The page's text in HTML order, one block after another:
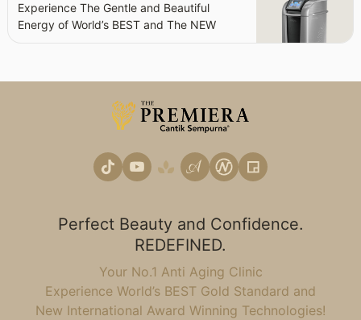
Experience The Gentle and Beautiful
Energy of World’s BEST and The NEW
Perfect Beauty and Confidence.
REDEFINED.
Your No.1 Anti Aging Clinic
Experience World’s BEST Gold Standard and
New International Award Winning Technologies!